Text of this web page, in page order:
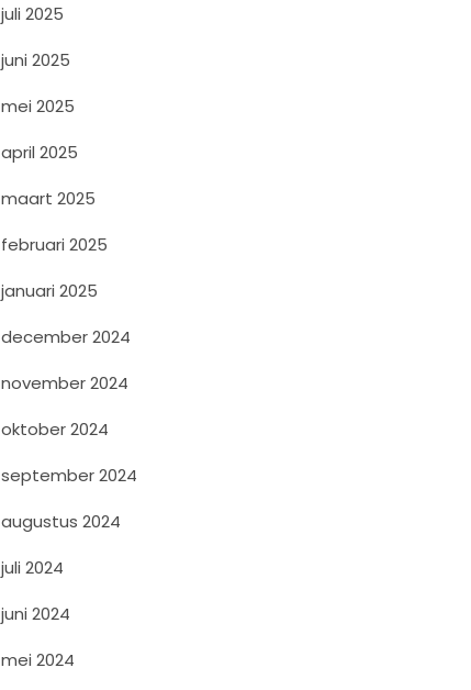
juli 2025
juni 2025
mei 2025
april 2025
maart 2025
februari 2025
januari 2025
december 2024
november 2024
oktober 2024
september 2024
augustus 2024
juli 2024
juni 2024
mei 2024